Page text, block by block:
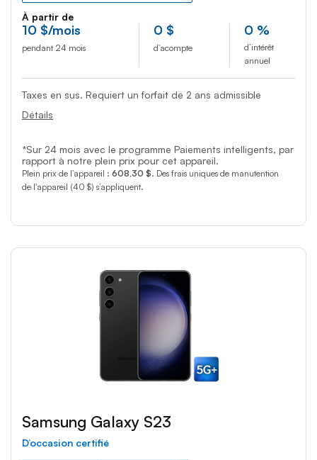
À partir de
10 $/mois
pendant 24 mois
0 $
d’acompte
0 %
d’intérêt
annuel
Taxes en sus. Requiert un forfait de 2 ans admissible
Détails
*Sur 24 mois avec le programme Paiements intelligents, par
rapport à notre plein prix pour cet appareil.
Plein prix de l’appareil : 608,30 $. Des frais uniques de manutention
de l'appareil (40 $) s’appliquent.
Samsung Galaxy S23
D’occasion certifié